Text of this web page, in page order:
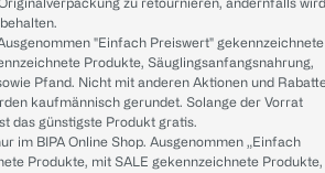
"Einfach Preiswert" gekennzeichnete
Produkte, Säuglingsanfangsnahrung,
Pfand. Nicht mit anderen Aktionen und
kaufmännisch gerundet. Solange der Vorrat
das günstigste Produkt gratis.
im BIPA Online Shop. Ausgenommen „Einfach
Produkte, mit SALE gekennzeichnete Produkte,